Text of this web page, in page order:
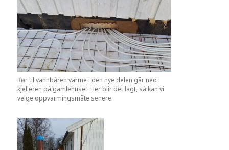
Rør til vannbåren varme i den nye delen går ned i
kjelleren på gamlehuset. Her blir det lagt, så kan vi
velge oppvarmingsmåte senere.